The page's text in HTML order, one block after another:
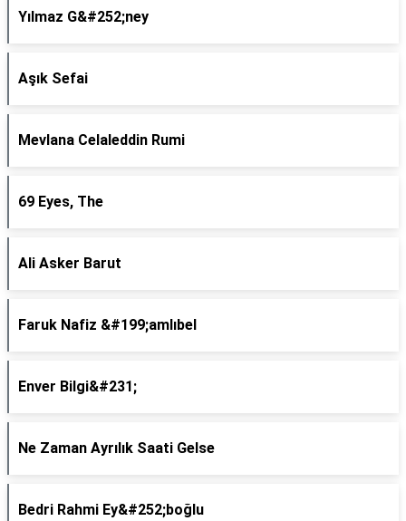
Yılmaz G&#252;ney
Aşık Sefai
Mevlana Celaleddin Rumi
69 Eyes, The
Ali Asker Barut
Faruk Nafiz &#199;amlıbel
Enver Bilgi&#231;
Ne Zaman Ayrılık Saati Gelse
Bedri Rahmi Ey&#252;boğlu